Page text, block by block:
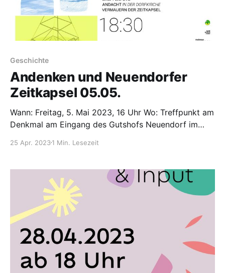
Geschichte
Andenken und Neuendorfer
Zeitkapsel 05.05.
Wann: Freitag, 5. Mai 2023, 16 Uhr Wo: Treffpunkt am
Denkmal am Eingang des Gutshofs Neuendorf im
25 Apr. 20231 Min. Lesezeit